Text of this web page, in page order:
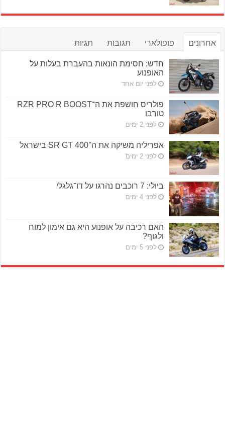
אחרונים פופולארי תגובות תגיות
חדש: חסימת הונאות בהעברת בעלות על
האופנוע
לפני יום אחד
פולריס חושפת את ה־RZR PRO R BOOST
טורבו
לפני 2 ימים
אפריליה משיקה את ה־SR GT 400 בישראל
לפני 2 ימים
ביולי: 7 רוכבים נהרגו על דו־גלגלי
לפני 4 ימים
האם רכיבה על אופנוע היא גם אימון למוח
ולגוף?
לפני 5 ימים